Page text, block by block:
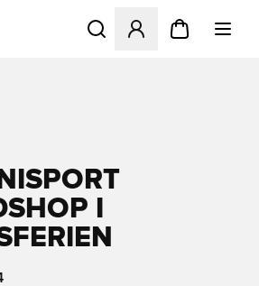
Åbner en Modal til at
I